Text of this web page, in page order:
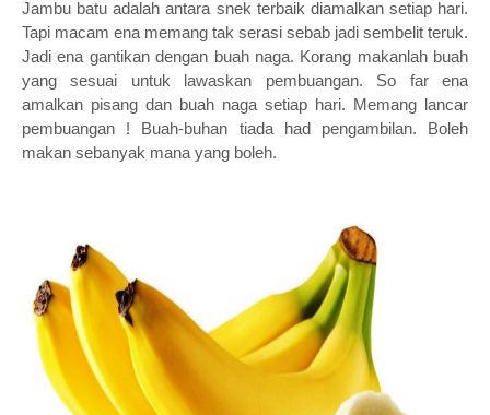
Jambu batu adalah antara snek terbaik diamalkan setiap hari.
Tapi macam ena memang tak serasi sebab jadi sembelit teruk.
Jadi ena gantikan dengan buah naga. Korang makanlah buah
yang sesuai untuk lawaskan pembuangan. So far ena
amalkan pisang dan buah naga setiap hari. Memang lancar
pembuangan ! Buah-buhan tiada had pengambilan. Boleh
makan sebanyak mana yang boleh.